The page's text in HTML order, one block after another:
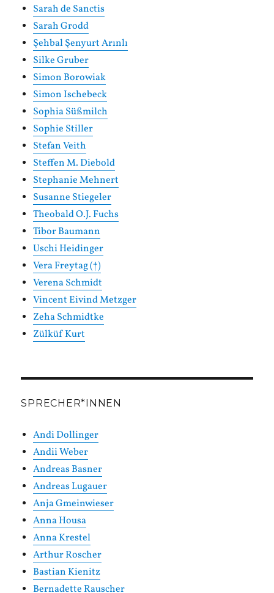
Sarah de Sanctis
Sarah Grodd
Şehbal Şenyurt Arınlı
Silke Gruber
Simon Borowiak
Simon Ischebeck
Sophia Süßmilch
Sophie Stiller
Stefan Veith
Steffen M. Diebold
Stephanie Mehnert
Susanne Stiegeler
Theobald O.J. Fuchs
Tibor Baumann
Uschi Heidinger
Vera Freytag (†)
Verena Schmidt
Vincent Eivind Metzger
Zeha Schmidtke
Zülküf Kurt
SPRECHER*INNEN
Andi Dollinger
Andii Weber
Andreas Basner
Andreas Lugauer
Anja Gmeinwieser
Anna Housa
Anna Krestel
Arthur Roscher
Bastian Kienitz
Bernadette Rauscher